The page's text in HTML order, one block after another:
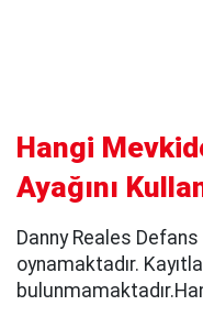
Hangi
Ayağını
Danny Reales
oynamaktadır.